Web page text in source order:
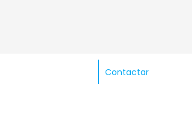
Contactar